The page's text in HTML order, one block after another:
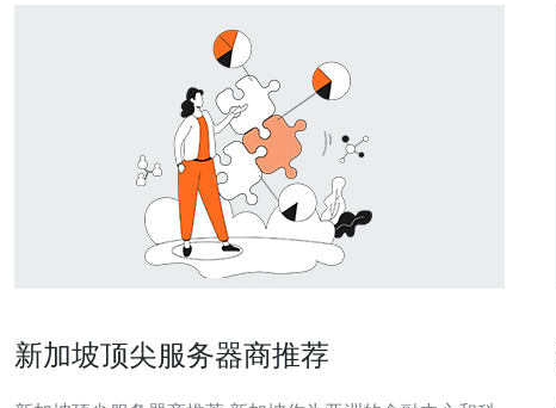
新加坡顶尖服务器商推荐